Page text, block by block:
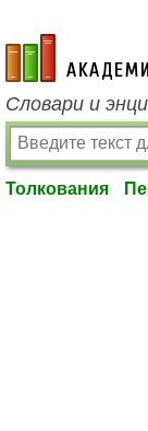
academic.ru
Словари и
Толкования